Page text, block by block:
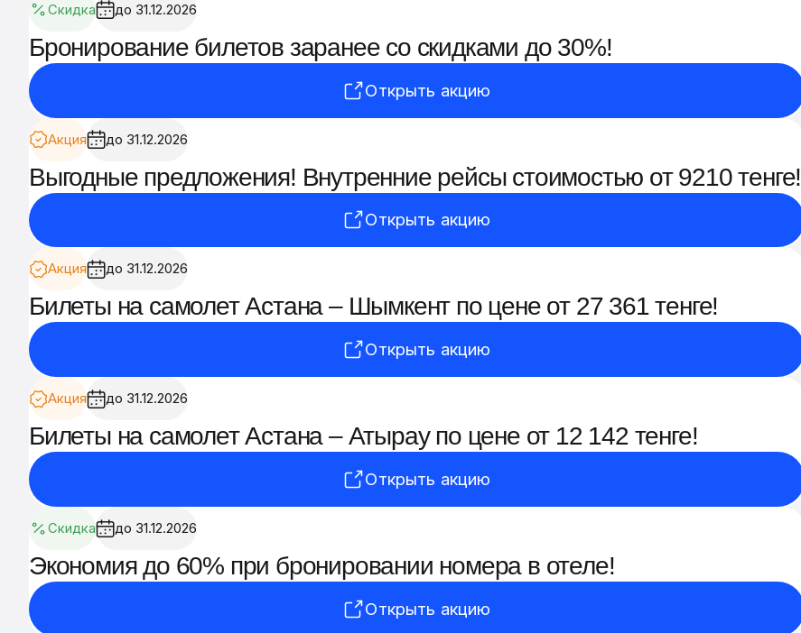
Скидка до 31.12.2026
Бронирование билетов заранее со скидками до 30%!
Открыть акцию
Акция до 31.12.2026
Выгодные предложения! Внутренние рейсы стоимостью от 9210 тенге!
Открыть акцию
Акция до 31.12.2026
Билеты на самолет Астана – Шымкент по цене от 27 361 тенге!
Открыть акцию
Акция до 31.12.2026
Билеты на самолет Астана – Атырау по цене от 12 142 тенге!
Открыть акцию
Скидка до 31.12.2026
Экономия до 60% при бронировании номера в отеле!
Открыть акцию